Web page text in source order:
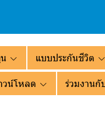
แบบประกันชีวิต
วน์โหลด ร่วมงานกั